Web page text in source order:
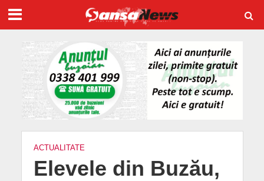
ACTUALITATE
Elevele din Buzău,